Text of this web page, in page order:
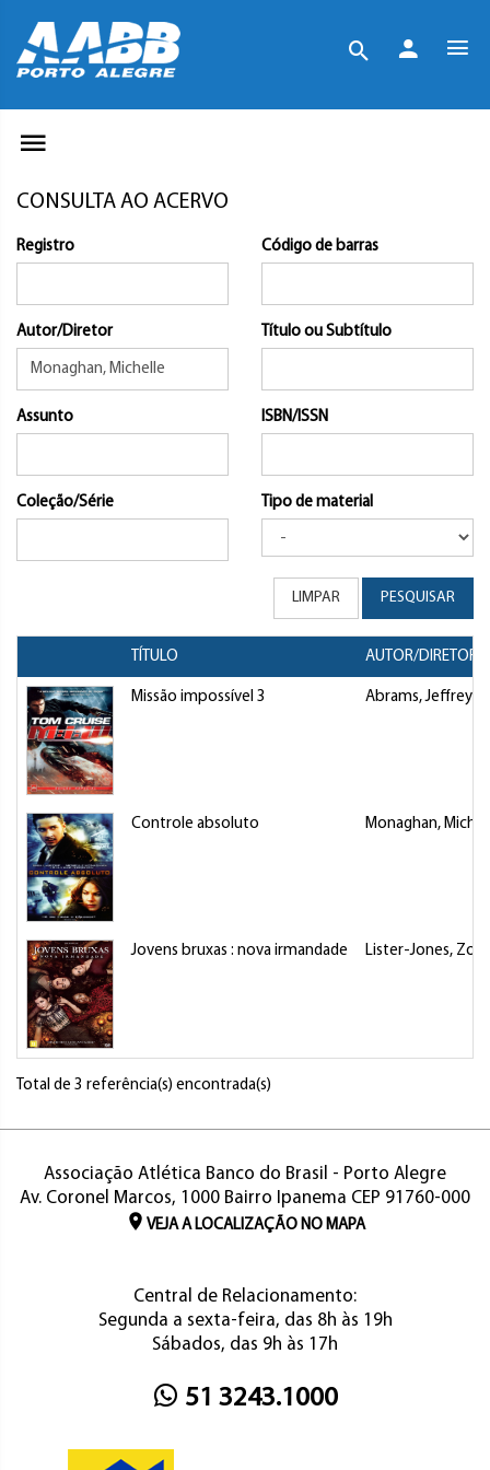
CONSULTA AO ACERVO
Registro Código de barras
Autor/Diretor Título ou Subtítulo
Assunto ISBN/ISSN
Coleção/Série Tipo de material
LIMPAR PESQUISAR
TÍTULO AUTOR/DIRETOR
Missão impossível 3 Abrams, Jeffrey
Controle absoluto Monaghan,
Jovens bruxas : nova irmandade Lister-Jones, Zoe
Total de 3 referência(s) encontrada(s)
Associação Atlética Banco do Brasil - Porto Alegre
Av. Coronel Marcos, 1000 Bairro Ipanema CEP 91760-000
VEJA A LOCALIZAÇÃO NO MAPA
Central de Relacionamento:
Segunda a sexta-feira, das 8h às 19h
Sábados, das 9h às 17h
51 3243.1000